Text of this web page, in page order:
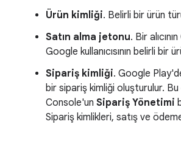
Ürün kimliği. Belirli bir ürün
Satın alma jetonu. Bir
Google kullanıcısının belirli bir
Sipariş kimliği. Google
bir sipariş kimliği oluşturulur.
Console'un Sipariş Yönetimi
Sipariş kimlikleri, satış ve